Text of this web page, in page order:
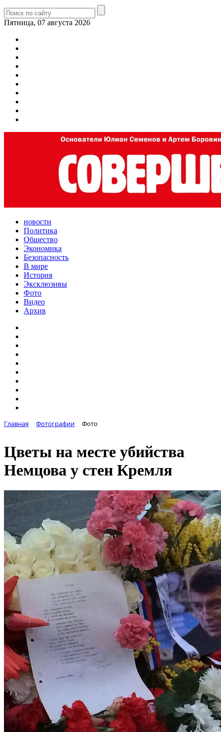
Пятница, 07 августа 2026
новости
Политика
Общество
Экономика
Безопасность
В мире
История
Эксклюзивы
Фото
Видео
Архив
Главная Фотографии Фото
Цветы на месте убийства
Немцова у стен Кремля